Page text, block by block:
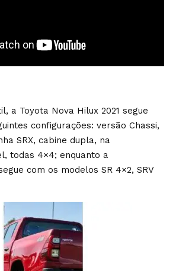
a Toyota Nova Hilux 2021 segue
configurações: versão Chassi,
SRX, cabine dupla, na
todas 4×4; enquanto a
com os modelos SR 4×2, SRV